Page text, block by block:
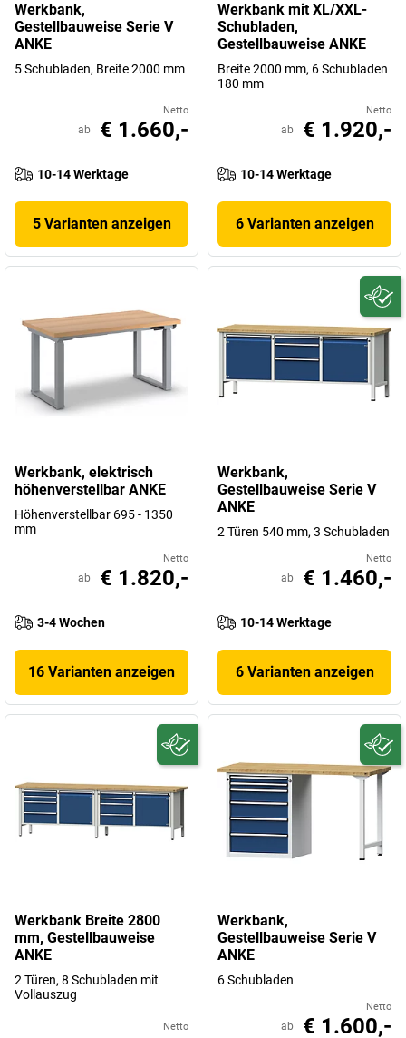
Werkbank,
Gestellbauweise Serie V
ANKE
5 Schubladen, Breite 2000 mm
Netto
ab € 1.660,-
10-14 Werktage
5 Varianten anzeigen
Werkbank mit XL/XXL-
Schubladen,
Gestellbauweise ANKE
Breite 2000 mm, 6 Schubladen
180 mm
Netto
ab € 1.920,-
10-14 Werktage
6 Varianten anzeigen
Werkbank, elektrisch
höhenverstellbar ANKE
Höhenverstellbar 695 - 1350
mm
Netto
ab € 1.820,-
3-4 Wochen
16 Varianten anzeigen
Werkbank,
Gestellbauweise Serie V
ANKE
2 Türen 540 mm, 3 Schubladen
Netto
ab € 1.460,-
10-14 Werktage
6 Varianten anzeigen
Werkbank Breite 2800
mm, Gestellbauweise
ANKE
2 Türen, 8 Schubladen mit
Vollauszug
Netto
Werkbank,
Gestellbauweise Serie V
ANKE
6 Schubladen
Netto
ab € 1.600,-